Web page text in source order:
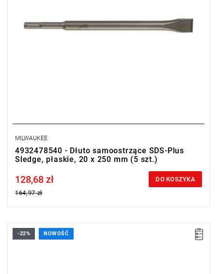
MILWAUKEE
4932478540 - Dłuto samoostrzące SDS-Plus
Sledge, płaskie, 20 x 250 mm (5 szt.)
Price tax included
128,68 zł
164,97 zł
DO KOSZYKA
-22% NOWOŚĆ